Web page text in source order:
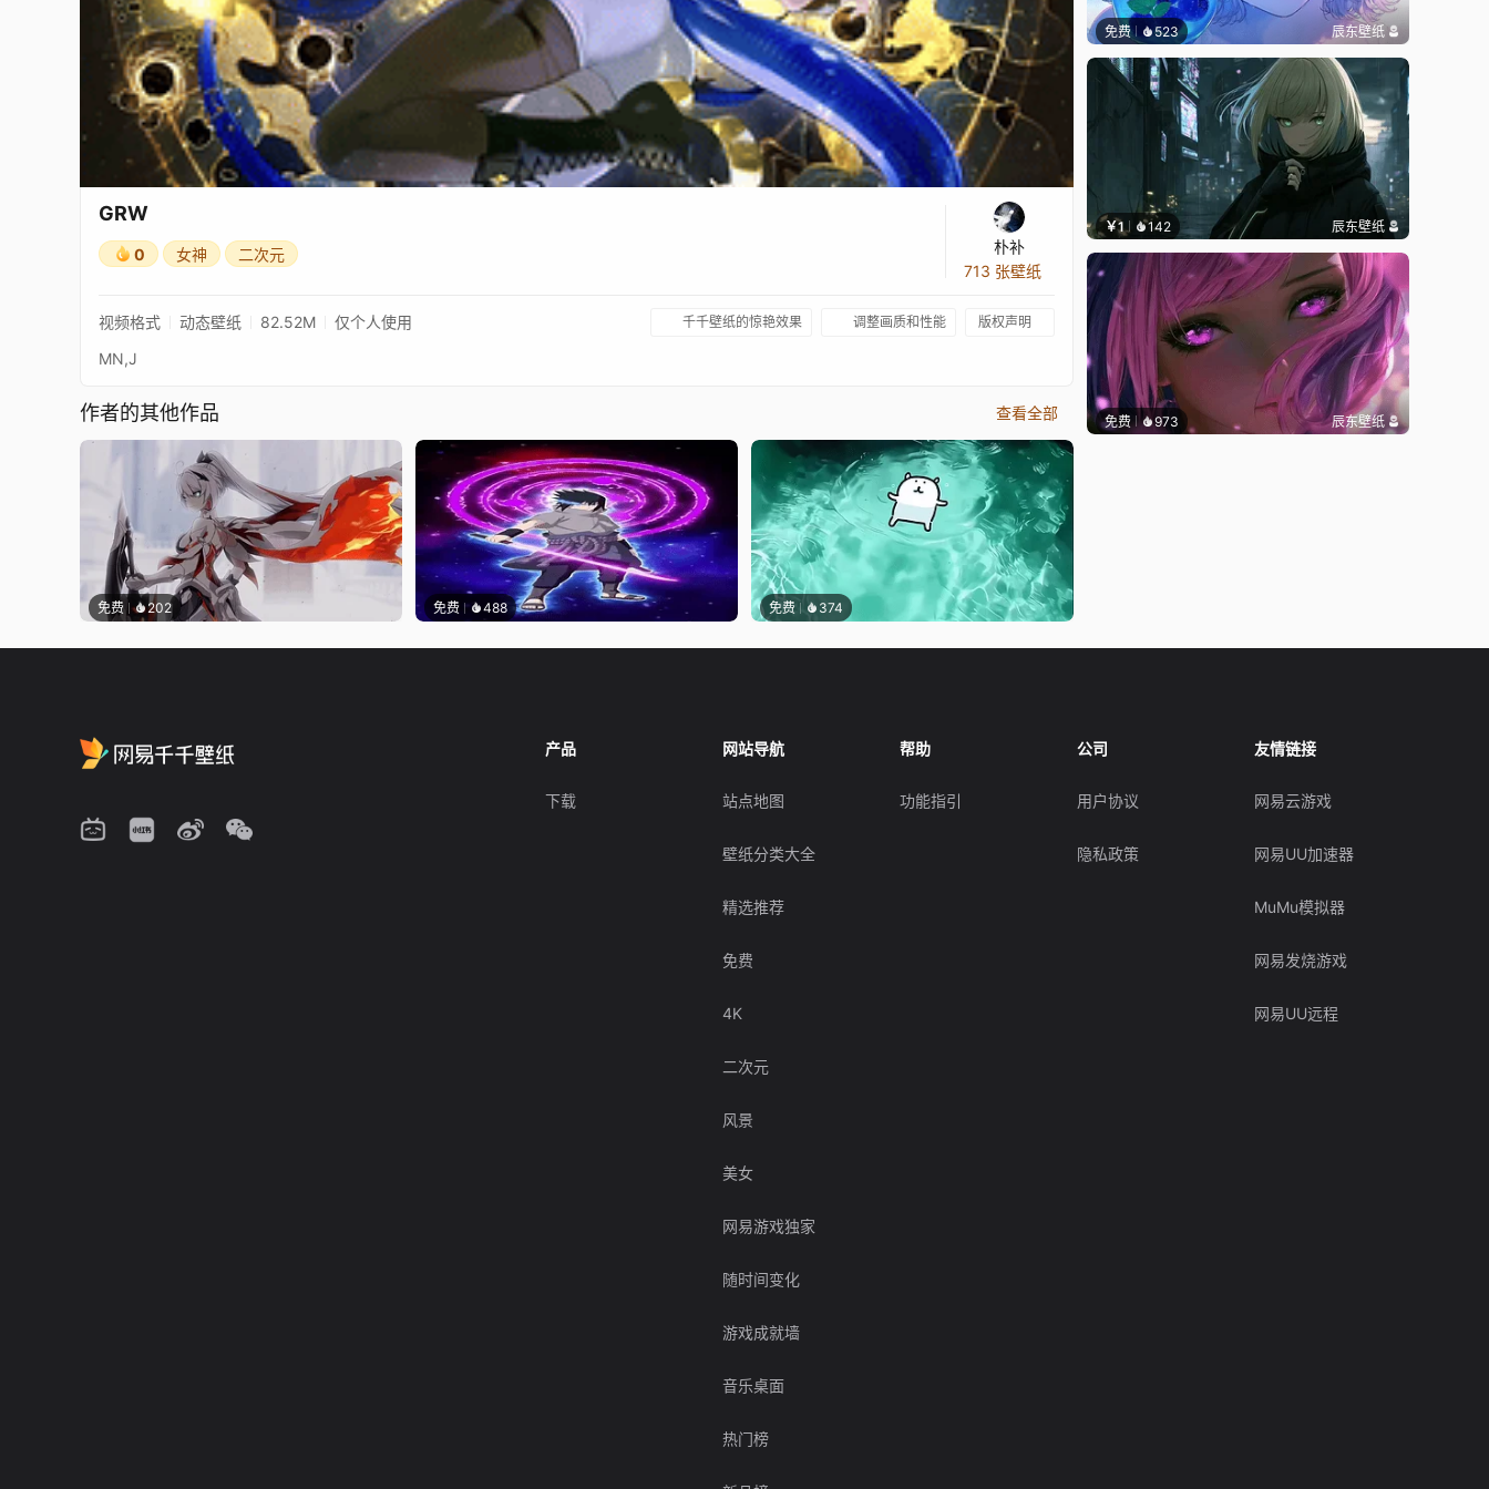
GRW
0 女神 二次元
朴补
713 张壁纸
视频格式 动态壁纸 82.52M 仅个人使用 千千壁纸的惊艳效果 调整画质和性能 版权声明
MN,J
作者的其他作品 查看全部
免费 202 免费 488 免费 374
免费 523 辰东壁纸
￥1 142 辰东壁纸
免费 973 辰东壁纸
产品
下载
网站导航
站点地图
壁纸分类大全
精选推荐
免费
4K
二次元
风景
美女
网易游戏独家
随时间变化
游戏成就墙
音乐桌面
热门榜
帮助
功能指引
公司
用户协议
隐私政策
友情链接
网易云游戏
网易UU加速器
MuMu模拟器
网易发烧游戏
网易UU远程